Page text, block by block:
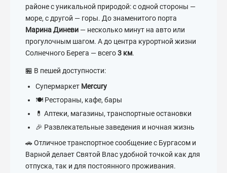
районе с уникальной природой: с одной стороны —
море, с другой — горы. До знаменитого порта
Марина Диневи — несколько минут на авто или
прогулочным шагом. А до центра курортной жизни
Солнечного Берега — всего3 км.
🏪 В пешей доступности:
Супермаркет Mercury
🍽️ Рестораны, кафе, бары
💊 Аптеки, магазины, транспортные остановки
🎉 Развлекательные заведения и ночная жизнь
🚗 Отличное транспортное сообщение с Бургасом и
Варной делает Святой Влас удобной точкой как для
отпуска, так и для постоянного проживания.